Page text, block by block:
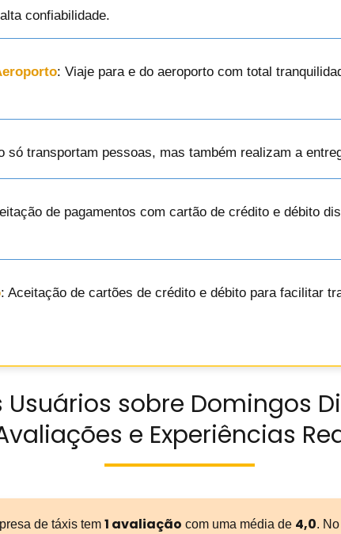
confiabilidade.
: Viaje para e do aeroporto com total
só transportam pessoas, mas também realizam a
de pagamentos com cartão de crédito e débito
: Aceitação de cartões de crédito e débito para facilitar
sobre Domingos
e Experiências
de táxis tem 1 avaliação com uma média de 4,0.